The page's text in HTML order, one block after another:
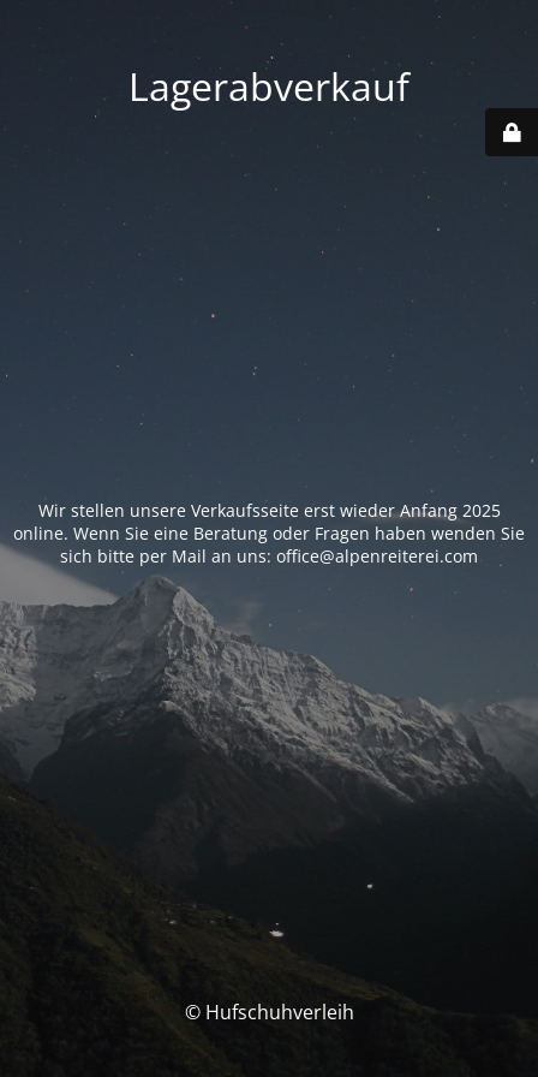
Lagerabverkauf
Wir stellen unsere Verkaufsseite erst wieder Anfang 2025
online. Wenn Sie eine Beratung oder Fragen haben wenden Sie
sich bitte per Mail an uns: office@alpenreiterei.com
© Hufschuhverleih